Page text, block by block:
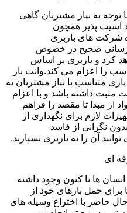
توجه به نیاز مشتریان گاهی
آسیب پذیر همچون
شرکت های باربری
رسانی صحیح در خصوص
کرد و باربری بر اساس
را اعزام می کند.وانت بار
متناسب با نیاز مشتریان به
مثبت داشته باشد و با اعزام
از مبدا تا مقصد را فراهم
لازم برای نگهداری از
نگرانی از فاسد
آن را به باربری بسپارند.
ای
ها تا کنون وجود داشته
حمل بارهای خود از
حاضر با اختراع وسیله های